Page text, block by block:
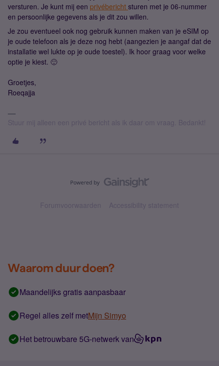
versturen. Je kunt mij een privébericht sturen met je 06-nummer
en persoonlijke gegevens als je dit zou willen.
Je zou eventueel ook nog gebruik kunnen maken van je eSIM op
je oude telefoon als je deze nog hebt (aangezien je aangaf dat de
installatie wel lukte op je oude toestel). Ik hoor graag voor welke
optie je kiest. 🙂
Groetjes,
Roeqajja
Stuur mij alleen een privé bericht als ik daar om vraag. Bedankt!
Forumvoorwaarden Accessibility statement
Waarom duur doen?
Maandelijks gratis aanpasbaar
Regel alles zelf metMijn Simyo
Het betrouwbare 5G-netwerk van